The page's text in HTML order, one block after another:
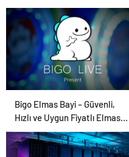
Yazılımı
Bigo Elmas Bayi – Güvenli,
Hızlı ve Uygun Fiyatlı Elmas
Satın Almanın Yeni Adresi